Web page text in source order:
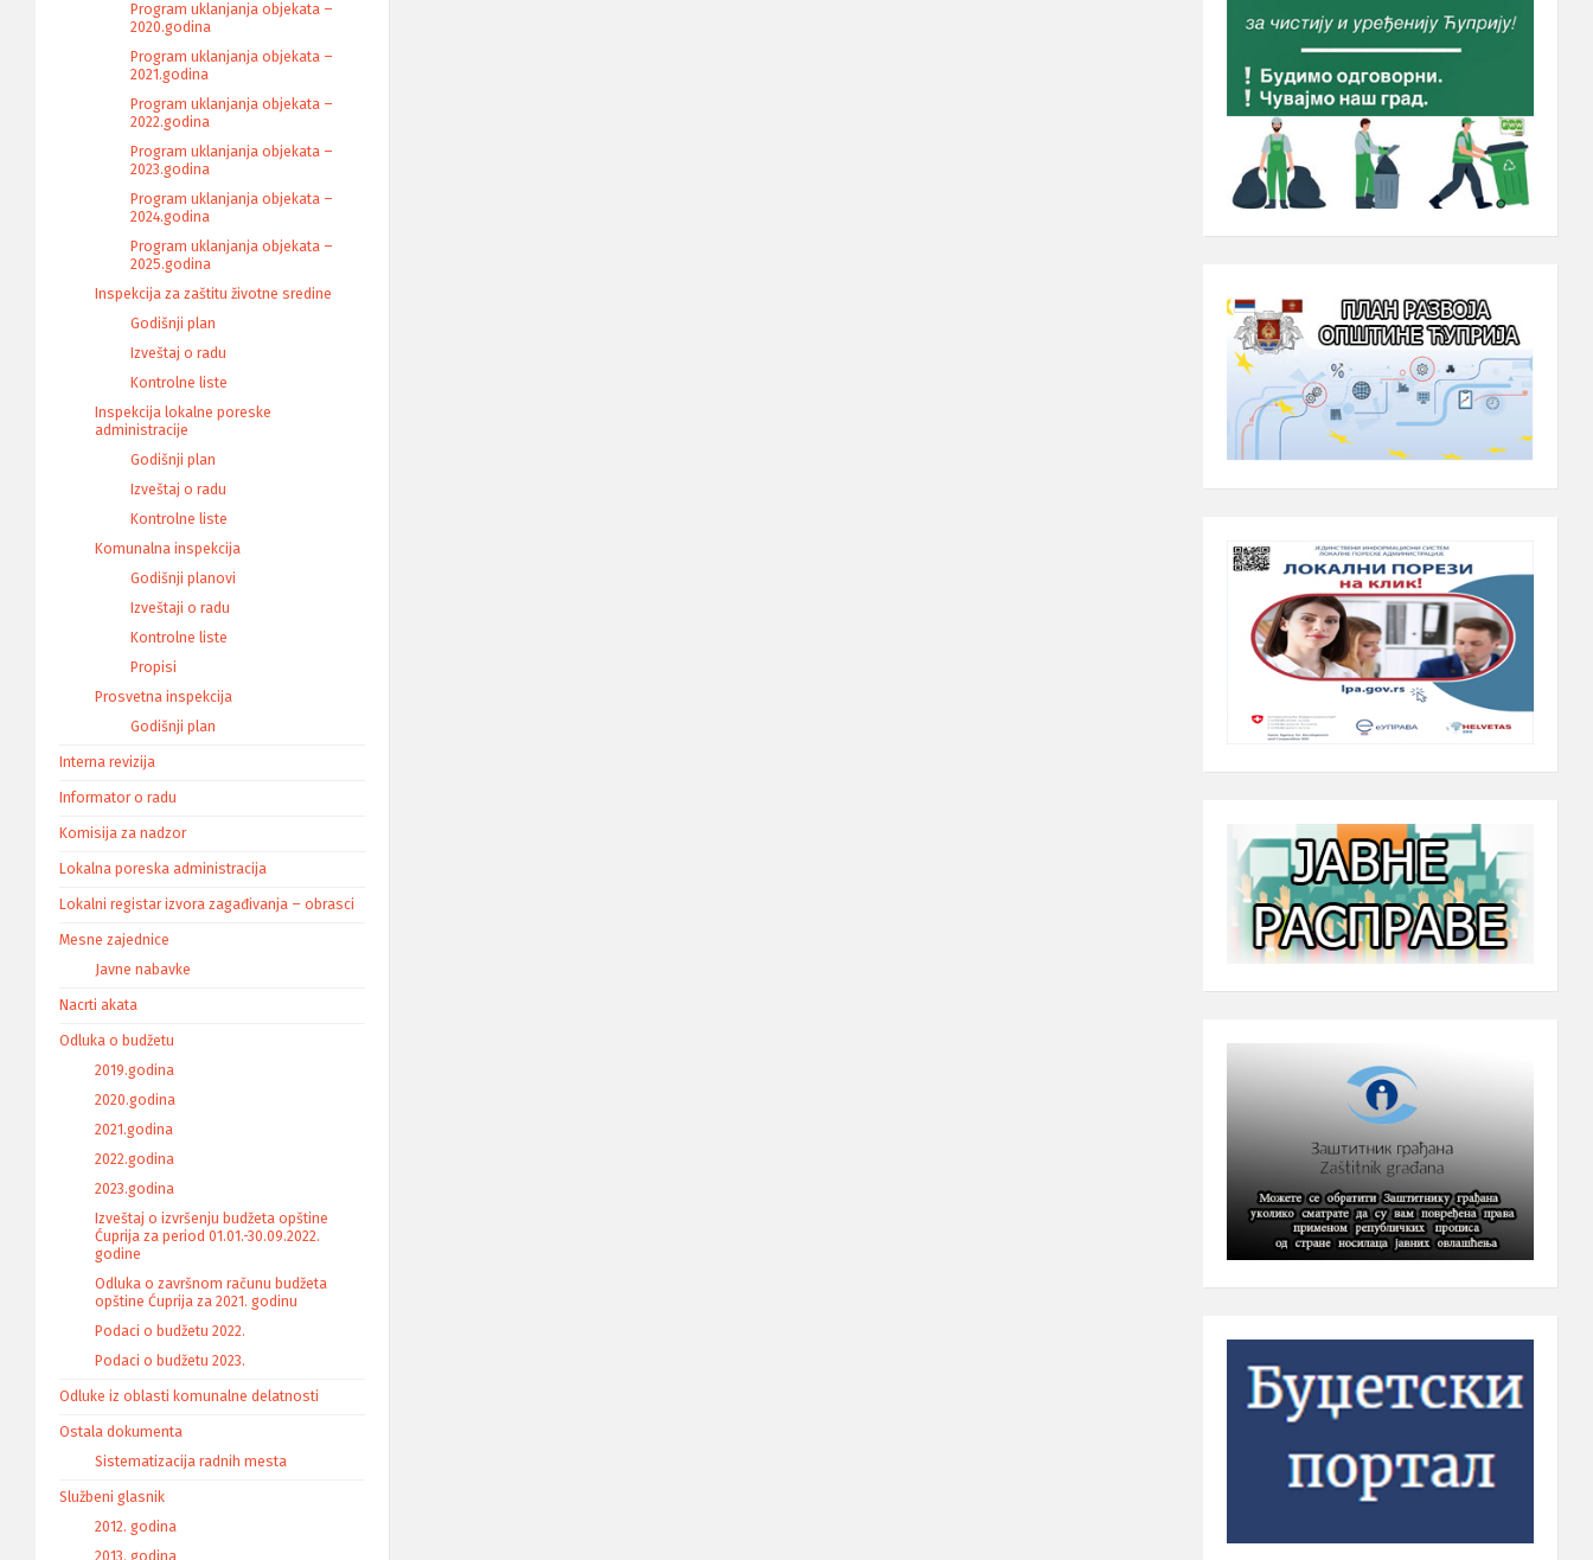
Program uklanjanja objekata –
2020.godina
Program uklanjanja objekata –
2021.godina
Program uklanjanja objekata –
2022.godina
Program uklanjanja objekata –
2023.godina
Program uklanjanja objekata –
2024.godina
Program uklanjanja objekata –
2025.godina
Inspekcija za zaštitu životne sredine
Godišnji plan
Izveštaj o radu
Kontrolne liste
Inspekcija lokalne poreske
administracije
Godišnji plan
Izveštaj o radu
Kontrolne liste
Komunalna inspekcija
Godišnji planovi
Izveštaji o radu
Kontrolne liste
Propisi
Prosvetna inspekcija
Godišnji plan
Interna revizija
Informator o radu
Komisija za nadzor
Lokalna poreska administracija
Lokalni registar izvora zagađivanja – obrasci
Mesne zajednice
Javne nabavke
Nacrti akata
Odluka o budžetu
2019.godina
2020.godina
2021.godina
2022.godina
2023.godina
Izveštaj o izvršenju budžeta opštine
Ćuprija za period 01.01.-30.09.2022.
godine
Odluka o završnom računu budžeta
opštine Ćuprija za 2021. godinu
Podaci o budžetu 2022.
Podaci o budžetu 2023.
Odluke iz oblasti komunalne delatnosti
Ostala dokumenta
Sistematizacija radnih mesta
Službeni glasnik
2012. godina
2013. godina